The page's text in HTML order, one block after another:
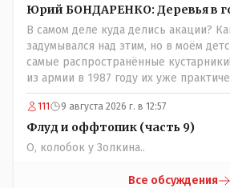
доблестный труд в годы ВОВ", там
были! А тут? Может всё таки стоит
степени заинтересованности в
не по степени того , как тебе не
Юрий БОНДАРЕНКО: Деревья в
В самом деле куда делись акации?
задумывался над этим, но в моём
самые распространённые
из армии в 1987 году их уже
родительского дома по улице
случилось то, с целым видом
111 9 августа 2026 г. в 12:57
Флуд и оффтопик (часть 9)
О, колобок у Золкина..
Все обсуждения